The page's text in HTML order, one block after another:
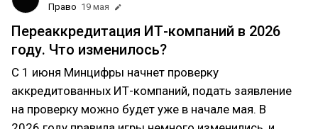
Право 19 мая
Переаккредитация ИТ-компаний в 2026
году. Что изменилось?
С 1 июня Минцифры начнет проверку
аккредитованных ИТ-компаний, подать заявление
на проверку можно будет уже в начале мая. В